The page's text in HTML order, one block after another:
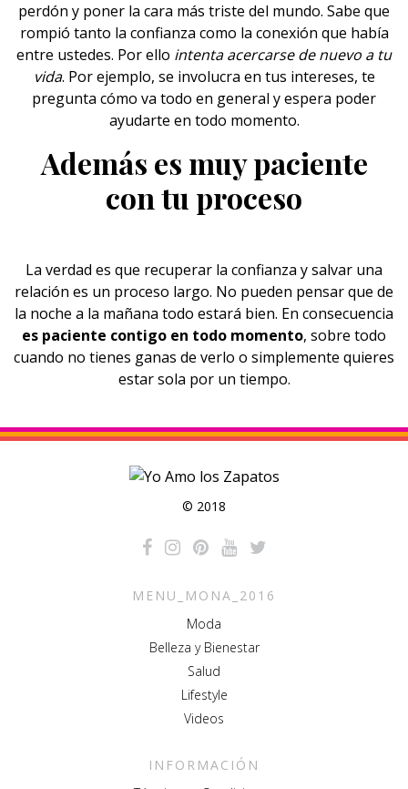
perdón y poner la cara más triste del mundo. Sabe que
rompió tanto la confianza como la conexión que había
entre ustedes. Por ello intenta acercarse de nuevo a tu
vida. Por ejemplo, se involucra en tus intereses, te
pregunta cómo va todo en general y espera poder
ayudarte en todo momento.
Además es muy paciente
con tu proceso
La verdad es que recuperar la confianza y salvar una
relación es un proceso largo. No pueden pensar que de
la noche a la mañana todo estará bien. En consecuencia
es paciente contigo en todo momento, sobre todo
cuando no tienes ganas de verlo o simplemente quieres
estar sola por un tiempo.
© 2018
MENU_MONA_2016
Moda
Belleza y Bienestar
Salud
Lifestyle
Videos
INFORMACIÓN